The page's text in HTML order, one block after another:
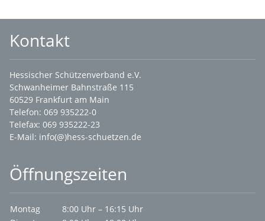
Kontakt
Hessischer Schützenverband e.V.
Schwanheimer Bahnstraße 115
60529 Frankfurt am Main
Telefon: 069 935222-0
Telefax: 069 935222-23
E-Mail: info(@)hess-schuetzen.de
Öffnungszeiten
Montag
8:00 Uhr – 16:15 Uhr